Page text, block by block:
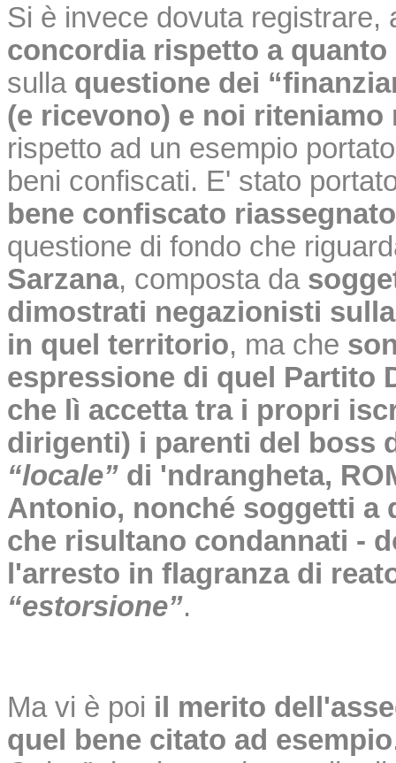
Si è invece dovuta registrare,
concordia rispetto a quanto
sulla questione dei
(e ricevono) e noi
rispetto ad un esempio
beni confiscati. E' stato
bene confiscato
questione di fondo che
Sarzana, composta da
dimostrati negazionisti
in quel territorio, ma che
espressione di quel Partito
che lì accetta tra i propri
dirigenti) i parenti del boss
“locale” di 'ndrangheta,
Antonio, nonché soggetti a
che risultano condannati -
l'arresto in flagranza di reat
“estorsione”.
Ma vi è poi il merito
quel bene citato ad esempio